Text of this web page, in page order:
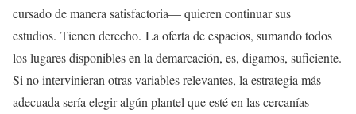
cursado de manera satisfactoria— quieren continuar sus
estudios. Tienen derecho. La oferta de espacios, sumando todos
los lugares disponibles en la demarcación, es, digamos, suficiente.
Si no intervinieran otras variables relevantes, la estrategia más
adecuada sería elegir algún plantel que esté en las cercanías